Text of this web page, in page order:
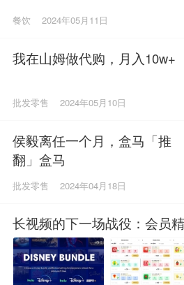
餐饮 2024年05月11日
我在山姆做代购，月入10w+
批发零售 2024年05月10日
侯毅离任一个月，盒马「推
翻」盒马
批发零售 2024年04月18日
长视频的下一场战役：会员